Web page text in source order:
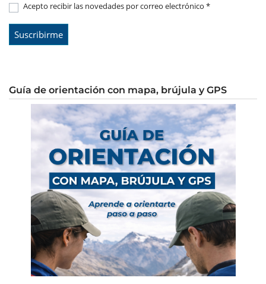
Acepto recibir las novedades por correo electrónico *
Guía de orientación con mapa, brújula y GPS